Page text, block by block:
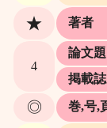
★ 著者
4
論文題
掲載誌
◎ 巻,号,